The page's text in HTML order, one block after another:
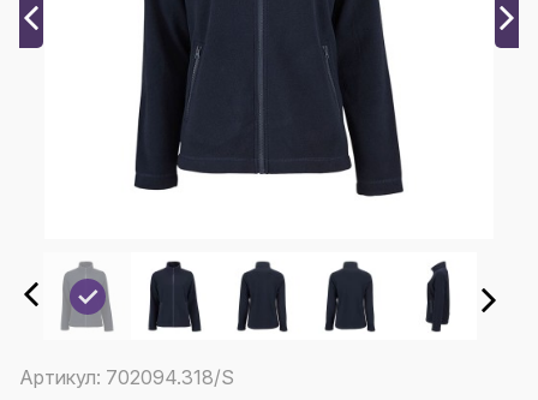
Артикул: 702094.318/S